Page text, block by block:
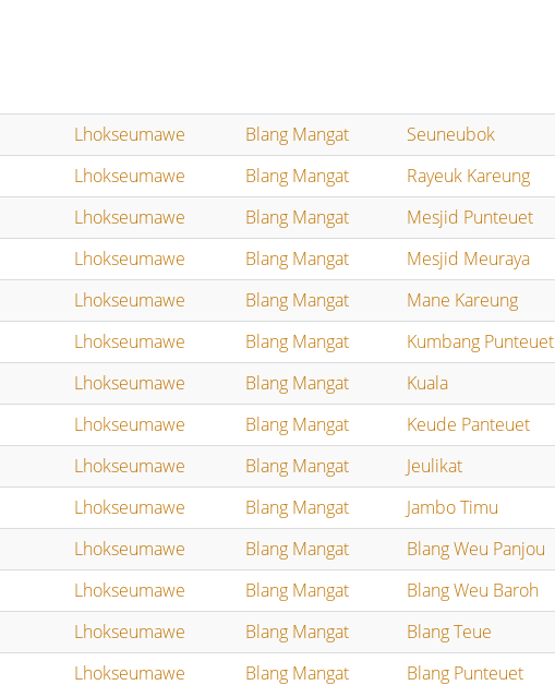
Lhokseumawe Blang Mangat Seuneubok
Lhokseumawe Blang Mangat Rayeuk Kareung
Lhokseumawe Blang Mangat Mesjid Punteuet
Lhokseumawe Blang Mangat Mesjid Meuraya
Lhokseumawe Blang Mangat Mane Kareung
Lhokseumawe Blang Mangat Kumbang Punteuet
Lhokseumawe Blang Mangat Kuala
Lhokseumawe Blang Mangat Keude Panteuet
Lhokseumawe Blang Mangat Jeulikat
Lhokseumawe Blang Mangat Jambo Timu
Lhokseumawe Blang Mangat Blang Weu Panjou
Lhokseumawe Blang Mangat Blang Weu Baroh
Lhokseumawe Blang Mangat Blang Teue
Lhokseumawe Blang Mangat Blang Punteuet